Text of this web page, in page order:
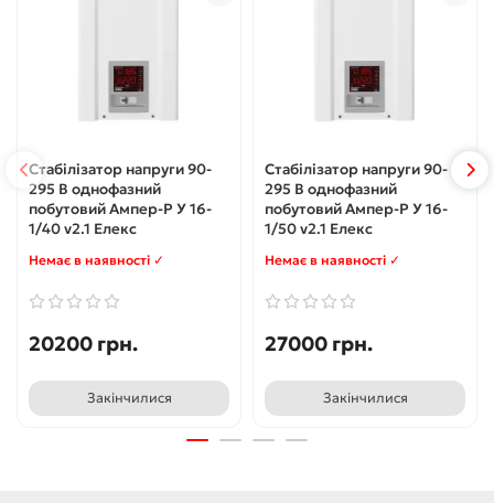
Стабілізатор напруги 90-
295 В однофазний
побутовий Ампер-Р У 16-
1/40 v2.1 Елекс
Немає в наявності ✓
20200 грн.
Закінчилися
Стабілізатор напруги 90-
295 В однофазний
побутовий Ампер-Р У 16-
1/50 v2.1 Елекс
Немає в наявності ✓
27000 грн.
Закінчилися